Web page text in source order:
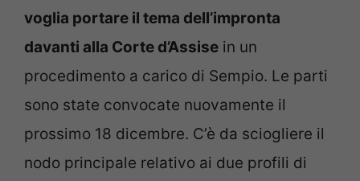
voglia portare il tema dell’impronta
davanti alla Corte d’Assise in un
procedimento a carico di Sempio. Le parti
sono state convocate nuovamente il
prossimo 18 dicembre. C’è da sciogliere il
nodo principale relativo ai due profili di